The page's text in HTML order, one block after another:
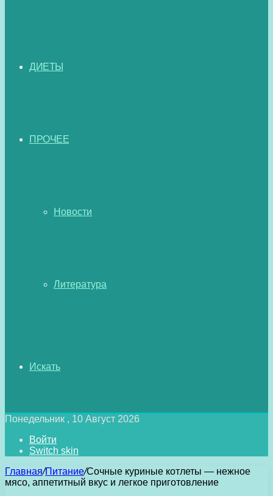
ДИЕТЫ
ПРОЧЕЕ
Новости
Литература
Искать
Понедельник , 10 Август 2026
Войти
Switch skin
Главная/Питание/Сочные куриные котлеты — нежное
мясо, аппетитный вкус и легкое приготовление